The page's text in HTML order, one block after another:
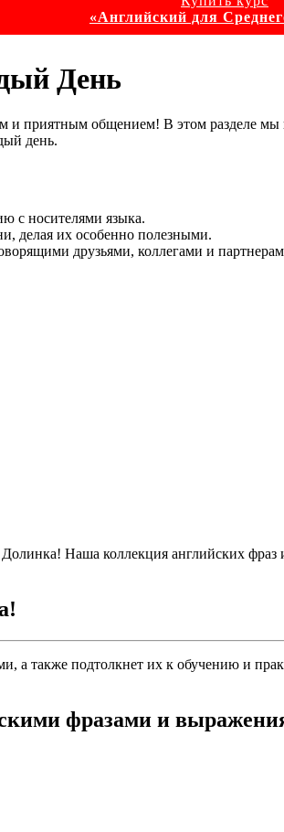
«Английский для
День
и приятным общением! В этом разделе мы
день.
с носителями языка.
делая их особенно полезными.
друзьями, коллегами и
Наша коллекция английских
также подтолкнет их к обучению и
фразами и